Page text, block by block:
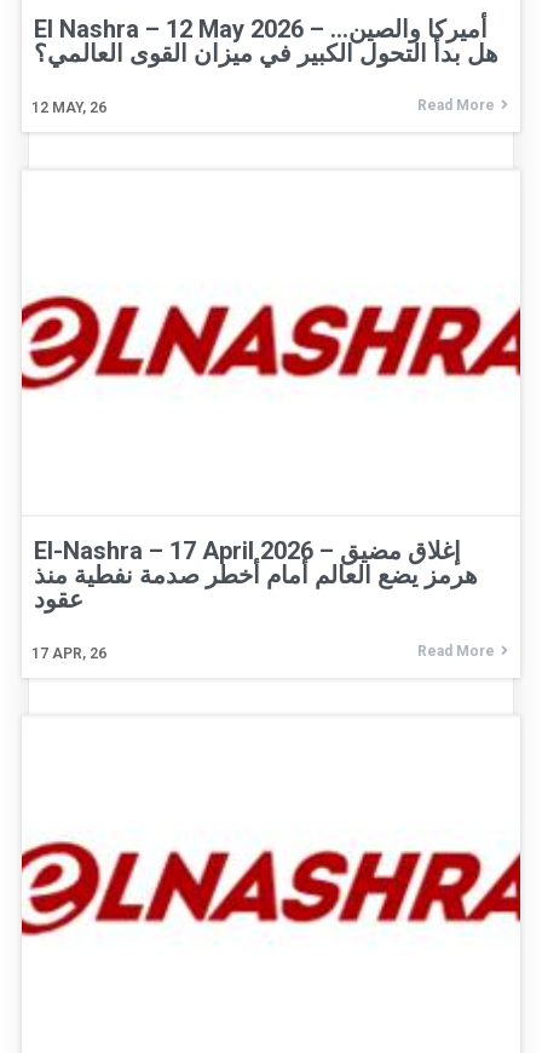
El Nashra – 12 May 2026 – أميركا والصين…
هل بدأ التحول الكبير في ميزان القوى العالمي؟
12 MAY, 26 Read More
El-Nashra – 17 April 2026 – إغلاق مضيق
هرمز يضع العالم أمام أخطر صدمة نفطية منذ
عقود
17 APR, 26 Read More